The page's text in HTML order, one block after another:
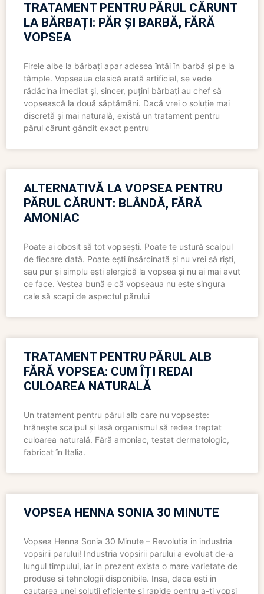
TRATAMENT PENTRU PĂRUL CĂRUNT
LA BĂRBAȚI: PĂR ȘI BARBĂ, FĂRĂ
VOPSEA
Firele albe la bărbați apar adesea întâi în barbă și pe la
tâmple. Vopseaua clasică arată artificial, se vede
rădăcina imediat și, sincer, puțini bărbați au chef să
vopsească la două săptămâni. Dacă vrei o soluție mai
discretă și mai naturală, există un tratament pentru
părul cărunt gândit exact pentru
ALTERNATIVĂ LA VOPSEA PENTRU
PĂRUL CĂRUNT: BLÂNDĂ, FĂRĂ
AMONIAC
Poate ai obosit să tot vopsești. Poate te ustură scalpul
de fiecare dată. Poate ești însărcinată și nu vrei să riști,
sau pur și simplu ești alergică la vopsea și nu ai mai avut
ce face. Vestea bună e că vopseaua nu este singura
cale să scapi de aspectul părului
TRATAMENT PENTRU PĂRUL ALB
FĂRĂ VOPSEA: CUM ÎȚI REDAI
CULOAREA NATURALĂ
Un tratament pentru părul alb care nu vopsește:
hrănește scalpul și lasă organismul să redea treptat
culoarea naturală. Fără amoniac, testat dermatologic,
fabricat în Italia.
VOPSEA HENNA SONIA 30 MINUTE
Vopsea Henna Sonia 30 Minute – Revolutia in industria
vopsirii parului! Industria vopsirii parului a evoluat de-a
lungul timpului, iar in prezent exista o mare varietate de
produse si tehnologii disponibile. Insa, daca esti in
cautarea unei solutii eficiente si rapide pentru a-ti vopsi